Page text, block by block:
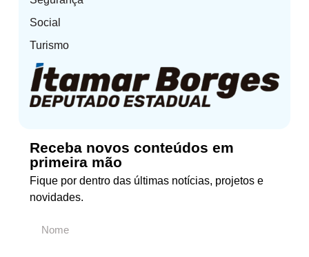
Social
Turismo
Receba novos conteúdos em
primeira mão
Fique por dentro das últimas notícias, projetos e
novidades.